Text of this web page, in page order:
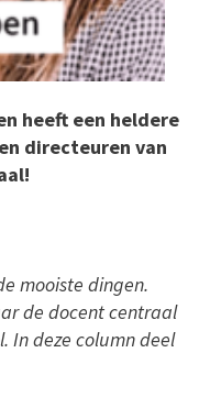
heeft een heldere
directeuren van
mooiste dingen.
de docent centraal
In deze column deel